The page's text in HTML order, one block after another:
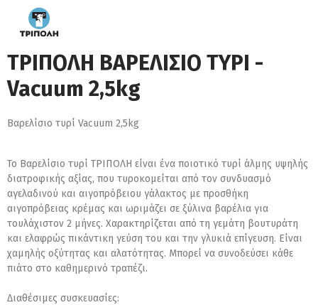
ΤΡΙΠΟΛΗ ΒΑΡΕΛΙΣΙΟ ΤΥΡΙ -
Vacuum 2,5kg
Βαρελίσιο τυρί Vacuum 2,5kg
Το Βαρελίσιο τυρί ΤΡΙΠΟΛΗ είναι ένα ποιοτικό τυρί άλμης υψηλής
διατροφικής αξίας, που τυροκομείται από τον συνδυασμό
αγελαδινού και αιγοπρόβειου γάλακτος με προσθήκη
αιγοπρόβειας κρέμας και ωριμάζει σε ξύλινα βαρέλια για
τουλάχιστον 2 μήνες. Χαρακτηρίζεται από τη γεμάτη βουτυράτη
και ελαφρώς πικάντικη γεύση του και την γλυκιά επίγευση. Είναι
χαμηλής οξύτητας και αλατότητας. Μπορεί να συνοδεύσει κάθε
πιάτο στο καθημερινό τραπέζι.
Διαθέσιμες συσκευασίες: